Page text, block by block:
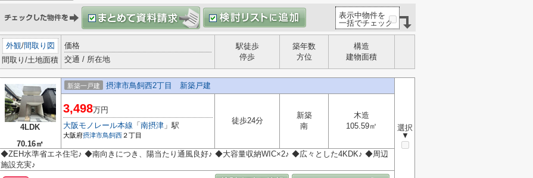
表示中物件を
一括でチェック
外観/間取り図
間取り/土地面積
価格
交通 / 所在地
駅徒歩
停歩
築年数
方位
構造
建物面積
4LDK
70.16㎡
新築一戸建 摂津市鳥飼西2丁目 新築戸建
選択
▼
3,498万円
大阪モノレール本線 「 南摂津 」駅
大阪府摂津市鳥飼西 ２丁目
徒歩24分
新築
南
木造
105.59㎡
◆ZEH水準省エネ住宅♪ ◆南向きにつき、陽当たり通風良好♪ ◆大容量収納WIC×2♪ ◆広々とした4KDK♪ ◆周辺
施設充実♪